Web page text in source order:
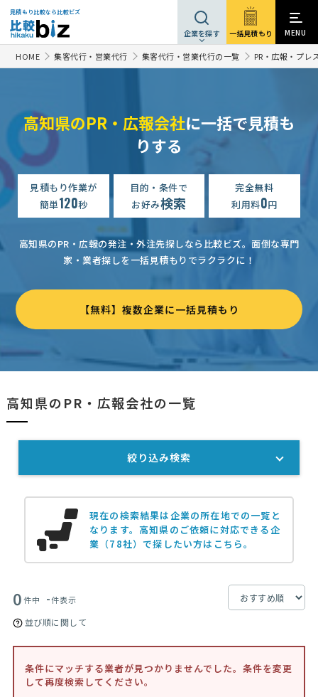
見積もり比較なら比較ビズ
企業を探す 一括見積もり MENU
HOME 集客代行・営業代行 集客代行・営業代行の一覧 PR・広報・プレ
高知県のPR・広報会社に一括で見積も
りする
見積もり作業が
簡単120秒
目的・条件で
お好み検索
完全無料
利用料0円
高知県のPR・広報の発注・外注先探しなら比較ビズ。 面倒な専門
家・業者探しを一括見積もりでラクラクに！
【無料】複数企業に一括見積もり
高知県のPR・広報会社の一覧
現在の検索結果は企業の所在地での一覧と
なります。高知県のご依頼に対応できる企
業（78社）で探したい方はこちら。
0件中 -件表示
並び順に関して
条件にマッチする業者が見つかりませんでした。条件を変更
して再度検索してください。
絞り込み検索